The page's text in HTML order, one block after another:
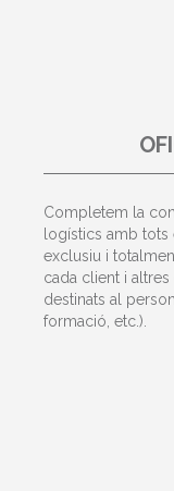
Completem la
logístics amb tots
exclusiu i
cada client i
destinats al
formació, etc.).